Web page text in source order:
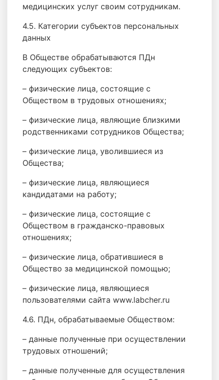
медицинских услуг своим сотрудникам.
4.5. Категории субъектов персональных
данных
В Обществе обрабатываются ПДн
следующих субъектов:
– физические лица, состоящие с
Обществом в трудовых отношениях;
– физические лица, являющие близкими
родственниками сотрудников Общества;
– физические лица, уволившиеся из
Общества;
– физические лица, являющиеся
кандидатами на работу;
– физические лица, состоящие с
Обществом в гражданско-правовых
отношениях;
– физические лица, обратившиеся в
Общество за медицинской помощью;
– физические лица, являющиеся
пользователями сайта www.labcher.ru
4.6. ПДн, обрабатываемые Обществом:
– данные полученные при осуществлении
трудовых отношений;
– данные полученные для осуществления